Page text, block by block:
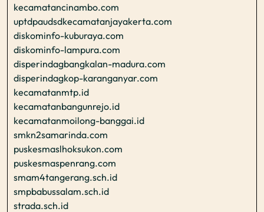
kecamatancinambo.com
uptdpaudsdkecamatanjayakerta.com
diskominfo-kuburaya.com
diskominfo-lampura.com
disperindagbangkalan-madura.com
disperindagkop-karanganyar.com
kecamatanmtp.id
kecamatanbangunrejo.id
kecamatanmoilong-banggai.id
smkn2samarinda.com
puskesmaslhoksukon.com
puskesmaspenrang.com
smam4tangerang.sch.id
smpbabussalam.sch.id
strada.sch.id